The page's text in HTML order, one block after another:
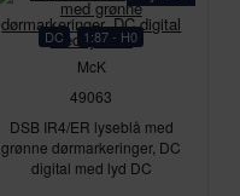
DC 1:87 - H0
McK
49063
DSB IR4/ER lyseblå med
grønne dørmarkeringer, DC
digital med lyd DC